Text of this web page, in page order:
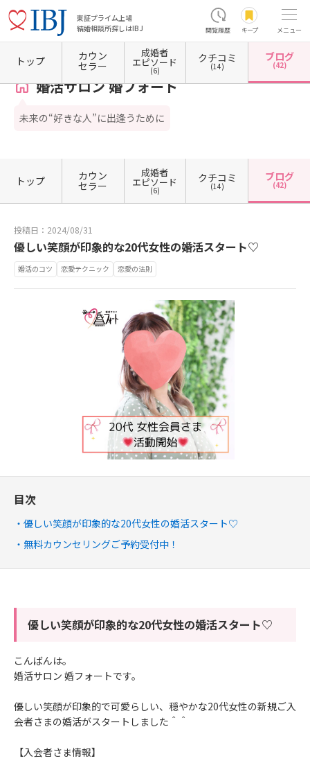
東証プライム上場
結婚相談所探しはIBJ
閲覧履歴 キープ メニュー
ホーム 東京都の結婚相談所 東京都豊島区 東京都豊島区東池袋 婚活サロン 婚フォート
婚活サロン 婚フォート
未来の“好きな人”に出逢うために
トップ カウン
セラー
成婚者
エピソード
(6)
クチコミ
(14)
ブログ
(42)
トップ カウン
セラー
成婚者
エピソード
(6)
クチコミ
(14)
ブログ
(42)
投稿日：2024/08/31
優しい笑顔が印象的な20代女性の婚活スタート♡
婚活のコツ 恋愛テクニック 恋愛の法則
目次
優しい笑顔が印象的な20代女性の婚活スタート♡
無料カウンセリングご予約受付中！
優しい笑顔が印象的な20代女性の婚活スタート♡
こんばんは。
婚活サロン 婚フォートです。
優しい笑顔が印象的で可愛らしい、穏やかな20代女性の新規ご入
会者さまの婚活がスタートしました＾＾
【入会者さま情報】